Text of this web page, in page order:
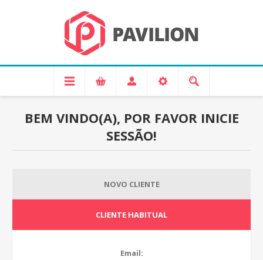
BEM VINDO(A), POR FAVOR INICIE
SESSÃO!
NOVO CLIENTE
CLIENTE HABITUAL
Email: